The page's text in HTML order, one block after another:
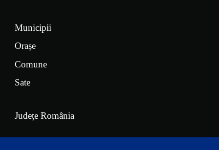
Municipii
Orașe
Comune
Sate
Județe România